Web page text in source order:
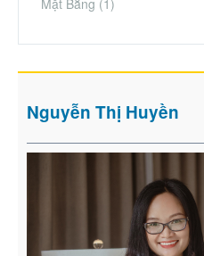
Nguyễn Thị Huyền